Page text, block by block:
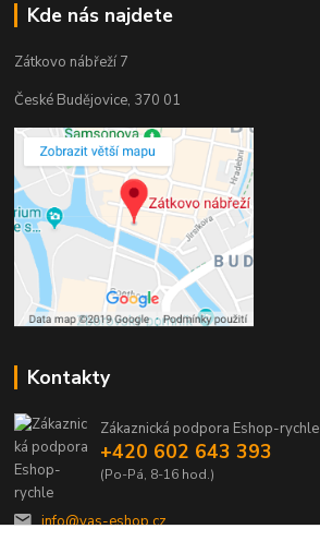
Kde nás najdete
Zátkovo nábřeží 7
České Budějovice, 370 01
Kontakty
Zákaznická podpora Eshop-rychle
+420 602 643 393
(Po-Pá, 8-16 hod.)
info@vas-eshop.cz